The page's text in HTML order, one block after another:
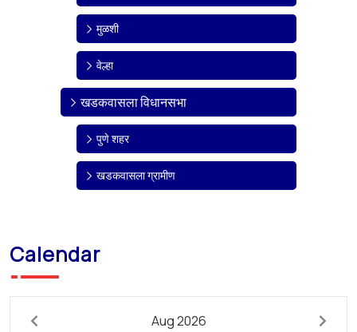
मुळशी
वेल्हा
खडकवासला विधानसभा
पुणे शहर
खडकवासला ग्रामीण
Calendar
Aug 2026